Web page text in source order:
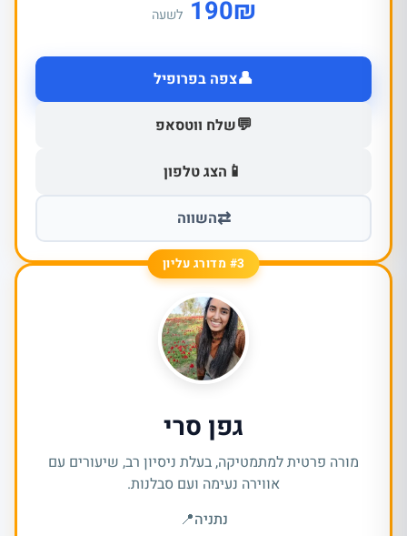
₪
190 לשעה
👤צפה בפרופיל
💬שלח ווטסאפ
📱 הצג טלפון
⇄השווה
#3 מדורג עליון
גפן סרי
מורה פרטית למתמטיקה, בעלת ניסיון רב, שיעורים עם
אווירה נעימה ועם סבלנות.
נתניה📍